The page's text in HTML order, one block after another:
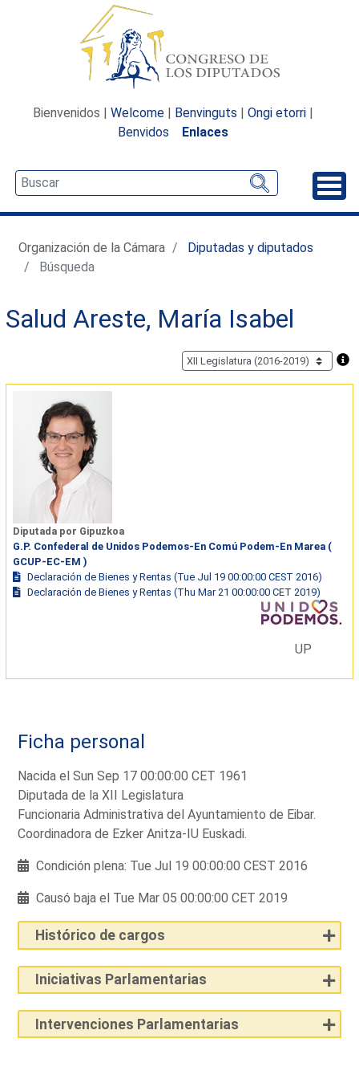
Bienvenidos | Welcome | Benvinguts | Ongi etorri |
Benvidos
Enlaces
Organización de la Cámara
Diputadas y diputados
Búsqueda
Salud Areste, María Isabel
Diputada por Gipuzkoa
G.P. Confederal de Unidos Podemos-En Comú Podem-En Marea (
GCUP-EC-EM )
Declaración de Bienes y Rentas (Tue Jul 19 00:00:00 CEST 2016)
Declaración de Bienes y Rentas (Thu Mar 21 00:00:00 CET 2019)
UP
Ficha personal
Nacida el Sun Sep 17 00:00:00 CET 1961
Diputada de la XII Legislatura
Funcionaria Administrativa del Ayuntamiento de Eibar.
Coordinadora de Ezker Anitza-IU Euskadi.
Condición plena: Tue Jul 19 00:00:00 CEST 2016
Causó baja el Tue Mar 05 00:00:00 CET 2019
Histórico de cargos
Iniciativas Parlamentarias
Intervenciones Parlamentarias